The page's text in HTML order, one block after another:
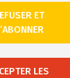
ET
LES